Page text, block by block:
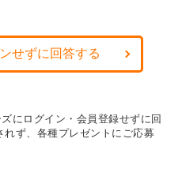
せずに回答する
にログイン・会員登録せずに回
ず、各種プレゼントにご応募